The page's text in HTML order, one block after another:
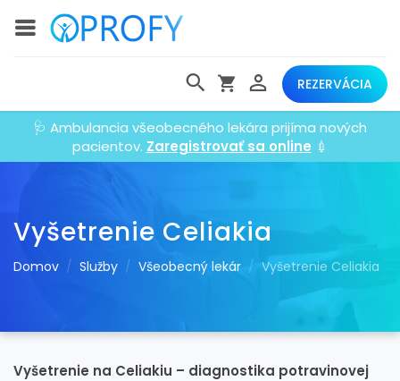
REZERVÁCIA
🩺 Ambulancia všeobecného lekára prijíma nových
pacientov. Zaregistrovať sa online 💉
Vyšetrenie Celiakia
Domov Služby Všeobecný lekár Vyšetrenie Celiakia
Vyšetrenie na Celiakiu – diagnostika potravinovej